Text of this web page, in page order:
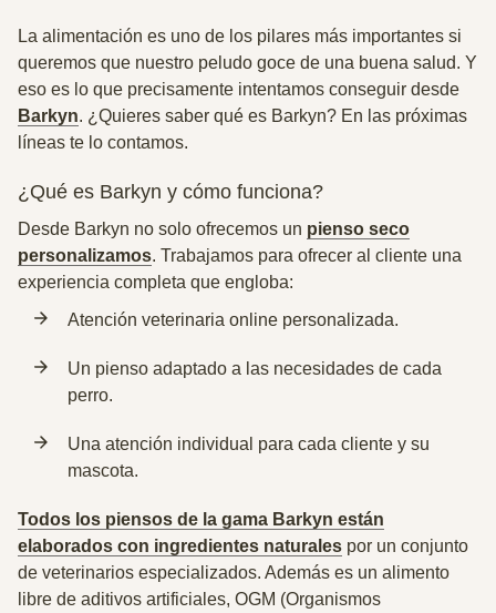
La alimentación es uno de los pilares más importantes si
queremos que nuestro peludo goce de una buena salud. Y
eso es lo que precisamente intentamos conseguir desde
Barkyn. ¿Quieres saber qué es Barkyn? En las próximas
líneas te lo contamos.
¿Qué es Barkyn y cómo funciona?
Desde Barkyn no solo ofrecemos un pienso seco
personalizamos. Trabajamos para ofrecer al cliente una
experiencia completa que engloba:
Atención veterinaria online personalizada.
Un pienso adaptado a las necesidades de cada
perro.
Una atención individual para cada cliente y su
mascota.
Todos los piensos de la gama Barkyn están
elaborados con ingredientes naturales por un conjunto
de veterinarios especializados. Además es un alimento
libre de aditivos artificiales, OGM (Organismos